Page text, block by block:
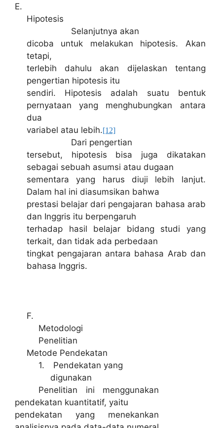
E.
Hipotesis
Selanjutnya akan
dicoba untuk melakukan hipotesis. Akan
tetapi,
terlebih dahulu akan dijelaskan tentang
pengertian hipotesis itu
sendiri. Hipotesis adalah suatu bentuk
pernyataan yang menghubungkan antara
dua
variabel atau lebih.[12]
Dari pengertian
tersebut, hipotesis bisa juga dikatakan
sebagai sebuah asumsi atau dugaan
sementara yang harus diuji lebih lanjut.
Dalam hal ini diasumsikan bahwa
prestasi belajar dari pengajaran bahasa arab
dan Inggris itu berpengaruh
terhadap hasil belajar bidang studi yang
terkait, dan tidak ada perbedaan
tingkat pengajaran antara bahasa Arab dan
bahasa Inggris.
F.
Metodologi
Penelitian
Metode Pendekatan
1.
Pendekatan yang
digunakan
Penelitian ini menggunakan
pendekatan kuantitatif, yaitu
pendekatan yang menekankan